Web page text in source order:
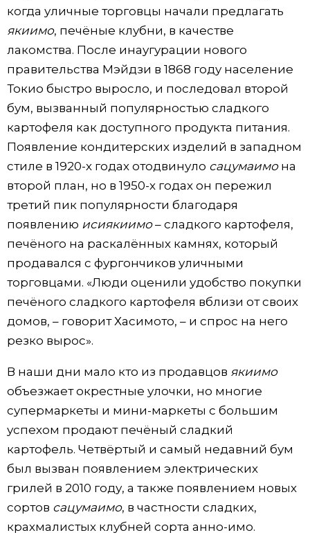
когда уличные торговцы начали предлагать
якиимо, печёные клубни, в качестве
лакомства. После инаугурации нового
правительства Мэйдзи в 1868 году население
Токио быстро выросло, и последовал второй
бум, вызванный популярностью сладкого
картофеля как доступного продукта питания.
Появление кондитерских изделий в западном
стиле в 1920-х годах отодвинуло сацумаимона
второй план, но в 1950-х годах он пережил
третий пик популярности благодаря
появлению исиякиимо– сладкого картофеля,
печёного на раскалённых камнях, который
продавался с фургончиков уличными
торговцами. «Люди оценили удобство покупки
печёного сладкого картофеля вблизи от своих
домов, – говорит Хасимото, – и спрос на него
резко вырос».
В наши дни мало кто из продавцов якиимо
объезжает окрестные улочки, но многие
супермаркеты и мини-маркеты с большим
успехом продают печёный сладкий
картофель. Четвёртый и самый недавний бум
был вызван появлением электрических
грилей в 2010 году, а также появлением новых
сортов сацумаимо, в частности сладких,
крахмалистых клубней сорта анно-имо.